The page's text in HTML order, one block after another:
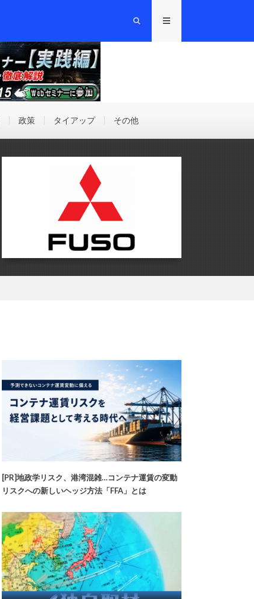
政策 タイアップ その他
[PR]地政学リスク、港湾混雑…コンテナ運賃の変動
リスクへの新しいヘッジ方法「FFA」とは